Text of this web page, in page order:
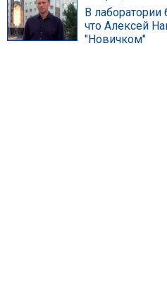
В лаборатории
что Алексей
"Новичком"